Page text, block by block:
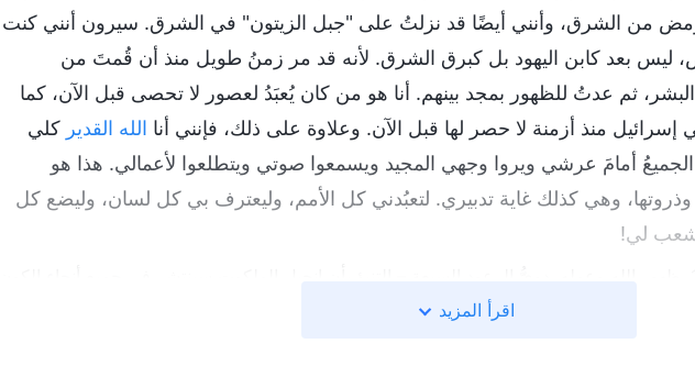
من الشرق، وأنني أيضًا قد نزلتُ على "جبل الزيتون" في الشرق. سيرون أنني كنت
ليس بعد كابن اليهود بل كبرق الشرق. لأنه قد مر زمنُ طويل منذ أن قُمتَ من
ثم عدتُ للظهور بمجد بينهم. أنا هو من كان يُعبَدُ لعصور لا تحصى قبل الآن، كما
منذ أزمنة لا حصر لها قبل الآن. وعلاوة على ذلك، فإنني أنا الله القدير كلي
أمامَ عرشي ويروا وجهي المجيد ويسمعوا صوتي ويتطلعوا لأعمالي. هذا هو
وذروتها، وهي كذلك غاية تدبيري. لتعبُدني كل الأمم، وليعترف بي كل لسان، وليضع كل
شعب لي!
اقرأ المزيد